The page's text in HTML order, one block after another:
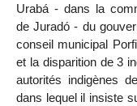
Urabá - dans la
de Juradó - du
conseil municipal
et la disparition de 3
autorités indigènes
dans lequel il insiste